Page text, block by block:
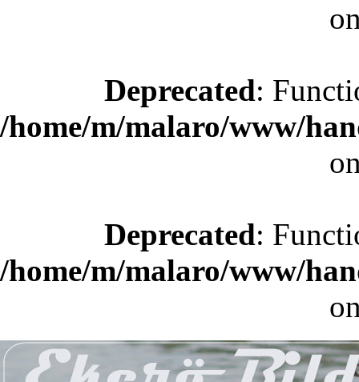
Deprecated:
/home/m/malaro/www/
Deprecated:
/home/m/malaro/www/